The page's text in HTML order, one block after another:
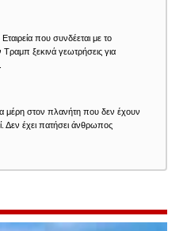
Εταιρεία που συνδέεται με το
Τραμπ ξεκινά γεωτρήσεις για
μέρη στον πλανήτη που δεν έχουν
Δεν έχει πατήσει άνθρωπος